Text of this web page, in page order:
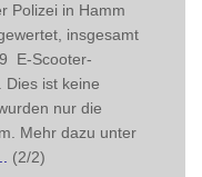
Polizei in Hamm
insgesamt
E-Scooter-
Dies ist keine
nur die
Mehr dazu unter
(2/2)